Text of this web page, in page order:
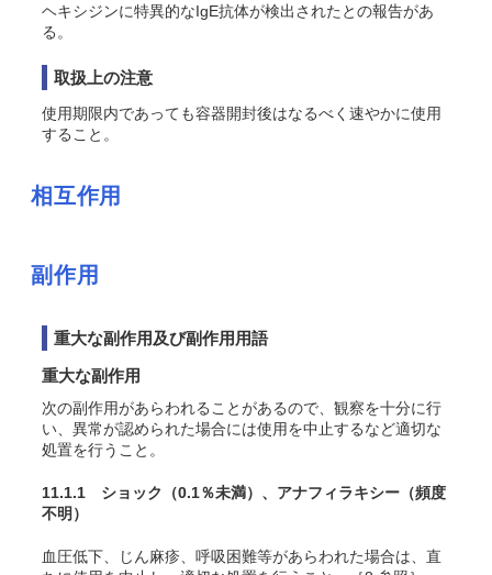
ヘキシジンに特異的なIgE抗体が検出されたとの報告があ
る 。
取扱上の注意
使用期限内であっても容器開封後はなるべく速やかに使用
すること。
相互作用
副作用
重大な副作用及び副作用用語
重大な副作用
次の副作用があらわれることがあるので、観察を十分に行
い、異常が認められた場合には使用を中止するなど適切な
処置を行うこと。
11.1.1 ショック （0.1％未満） 、アナフィラキシー （頻度
不明）
血圧低下、じん麻疹、呼吸困難等があらわれた場合は、直